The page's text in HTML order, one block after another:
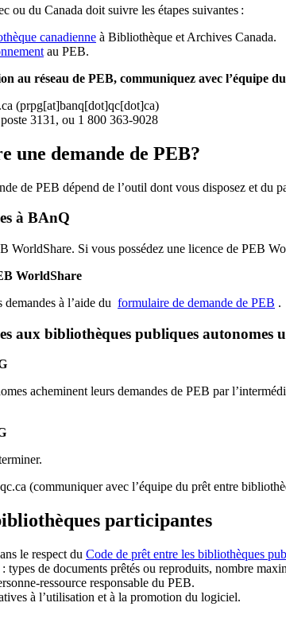
ou du Canada doit suivre les étapes suivantes :
canadienne à Bibliothèque et Archives Canada.
au PEB.
au réseau de PEB, communiquez avec l’équipe
(prpg[at]banq[dot]qc[dot]ca)
3131, ou 1 800 363-9028
une demande de PEB?
de PEB dépend de l’outil dont vous disposez et du
à BAnQ
WorldShare. Si vous possédez une licence de PEB
WorldShare
à l’aide du formulaire de demande de PEB .
aux bibliothèques publiques autonomes
acheminent leurs demandes de PEB par
(communiquer avec l’équipe du prêt entre
participantes
le respect du Code de prêt entre les bibliothèques
: types de documents prêtés ou reproduits, nombre
ressource responsable du PEB.
à l’utilisation et à la promotion du logiciel.